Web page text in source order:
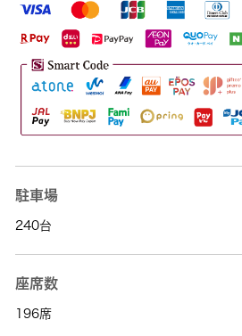
駐車場
240台
座席数
196席